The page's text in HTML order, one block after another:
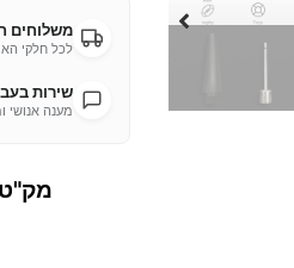
משלוחים
לכל חלקי
שירות
מענה אנושי
מק"ט